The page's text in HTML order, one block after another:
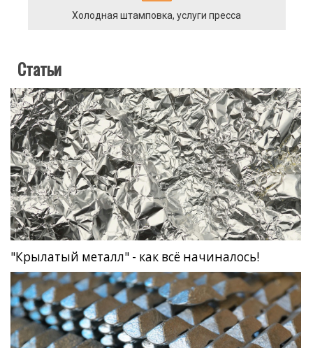
Холодная штамповка, услуги пресса
Статьи
"Крылатый металл" - как всё начиналось!